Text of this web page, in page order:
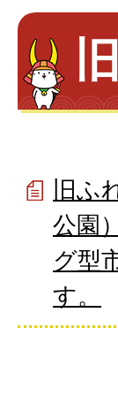
旧ふ
公園
グ型
す。